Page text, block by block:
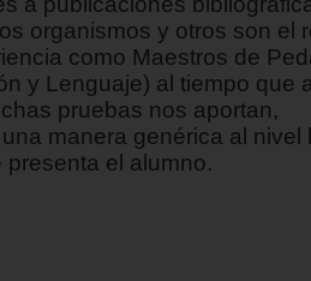
organismos y otros son el
como Maestros de
y Lenguaje) al tiempo que
pruebas nos aportan,
manera genérica al nivel
el alumno.